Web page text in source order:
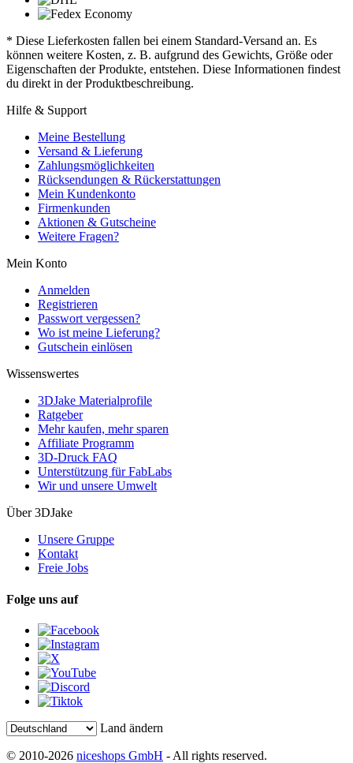
* Diese Lieferkosten fallen bei einem Standard-Versand an. Es
können weitere Kosten, z. B. aufgrund des Gewichts, Größe oder
Eigenschaften der Produkte, entstehen. Diese Informationen findest
du direkt in der Produktbeschreibung.
Hilfe & Support
Meine Bestellung
Versand & Lieferung
Zahlungsmöglichkeiten
Rücksendungen & Rückerstattungen
Mein Kundenkonto
Firmenkunden
Aktionen & Gutscheine
Weitere Fragen?
Mein Konto
Anmelden
Registrieren
Passwort vergessen?
Wo ist meine Lieferung?
Gutschein einlösen
Wissenswertes
3DJake Materialprofile
Ratgeber
Mehr kaufen, mehr sparen
Affiliate Programm
3D-Druck FAQ
Unterstützung für FabLabs
Wir und unsere Umwelt
Über 3DJake
Unsere Gruppe
Kontakt
Freie Jobs
Folge uns auf
Land ändern
© 2010-2026 niceshops GmbH - All rights reserved.